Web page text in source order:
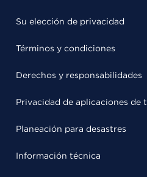
Su elección de privacidad
Términos y condiciones
Derechos y responsabilidades
Privacidad de aplicaciones de
Planeación para desastres
Información técnica